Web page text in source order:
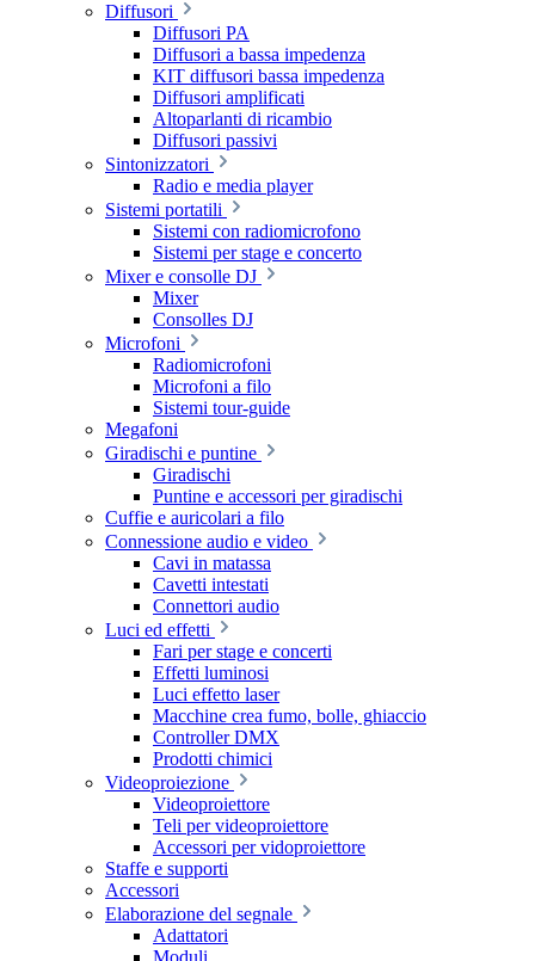
Diffusori
Diffusori PA
Diffusori a bassa impedenza
KIT diffusori bassa impedenza
Diffusori amplificati
Altoparlanti di ricambio
Diffusori passivi
Sintonizzatori
Radio e media player
Sistemi portatili
Sistemi con radiomicrofono
Sistemi per stage e concerto
Mixer e consolle DJ
Mixer
Consolles DJ
Microfoni
Radiomicrofoni
Microfoni a filo
Sistemi tour-guide
Megafoni
Giradischi e puntine
Giradischi
Puntine e accessori per giradischi
Cuffie e auricolari a filo
Connessione audio e video
Cavi in matassa
Cavetti intestati
Connettori audio
Luci ed effetti
Fari per stage e concerti
Effetti luminosi
Luci effetto laser
Macchine crea fumo, bolle, ghiaccio
Controller DMX
Prodotti chimici
Videoproiezione
Videoproiettore
Teli per videoproiettore
Accessori per vidoproiettore
Staffe e supporti
Accessori
Elaborazione del segnale
Adattatori
Moduli